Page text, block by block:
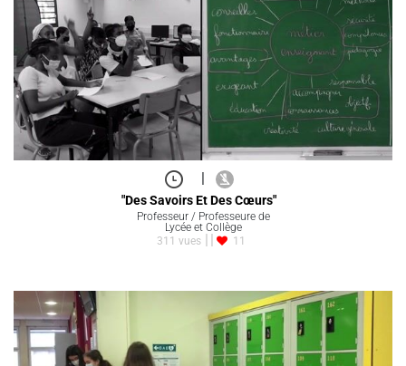
|
"Des Savoirs Et Des Cœurs"
Professeur / Professeure de
Lycée et Collège
311 vues
11